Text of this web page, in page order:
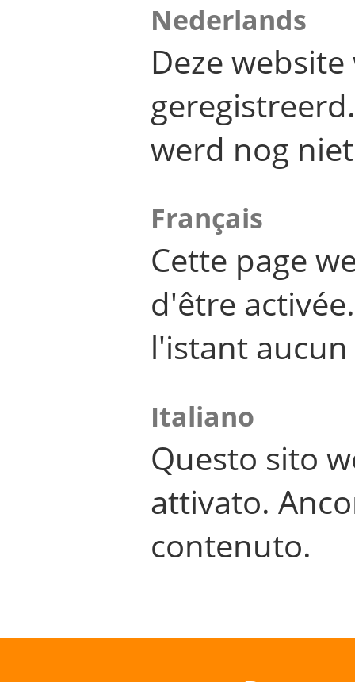
Nederlands
Deze
werd nog
Français
Cette page
d'être
l'istant
Italiano
Questo sito
attivato.
contenuto.